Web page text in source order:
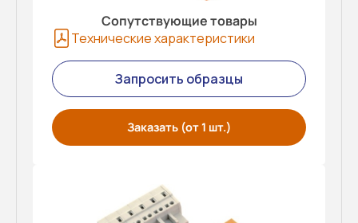
Сопутствующие товары
Технические характеристики
Запросить образцы
Заказать (от 1 шт.)